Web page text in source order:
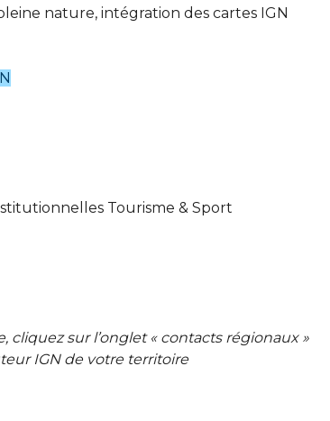
nature, intégration des cartes IGN
Tourisme & Sport
cliquez sur l’onglet « contacts régionaux »
IGN de votre territoire